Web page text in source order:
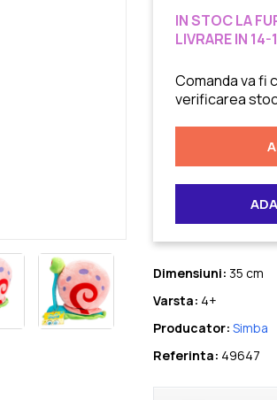
IN STOC LA
LIVRARE IN 14-
Comanda va fi
verificarea
Dimensiuni: 35 cm
Varsta: 4+
Producator: Simba
Referinta: 49647